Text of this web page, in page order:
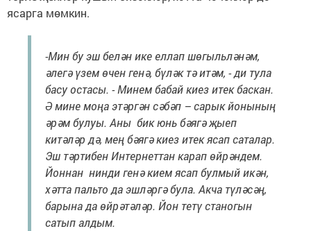
ясарга мөмкин.
-Мин бу эш белән ике еллап шөгыльләнәм,
әлегә үзем өчен генә, бүләк тә итәм, - ди тула
басу остасы. - Минем бабай киез итек баскан.
Ә мине моңа этәргән сәбәп – сарык йонының
әрәм булуы. Аны бик юнь бәягә җыеп
китәләр дә, мең бәягә киез итек ясап саталар.
Эш тәртибен Интернеттан карап өйрәндем.
Йоннан нинди генә кием ясап булмый икән,
хәтта пальто да эшләргә була. Акча түләсәң,
барына да өйрәтәләр. Йон тетү станогын
сатып алдым.